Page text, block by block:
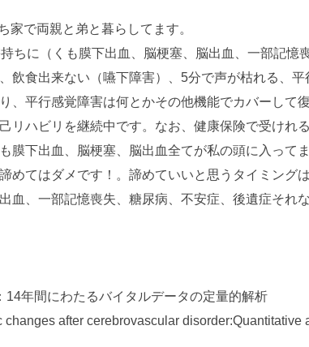
で両親と弟と暮らしてます。
に（くも膜下出血、脳梗塞、脳出血、一部記憶
飲食出来ない（嚥下障害）、5分で声が枯れる、
、平行感覚障害は何とかその他機能でカバーして
リハビリを継続中です。なお、健康保険で受けれ
膜下出血、脳梗塞、脳出血全てが私の頭に入って
てはダメです！。諦めていいと思うタイミング
血、一部記憶喪失、糖尿病、不安症、後遺症それ
年間にわたるバイタルデータの定量的解析
after cerebrovascular disorder:Quantitative